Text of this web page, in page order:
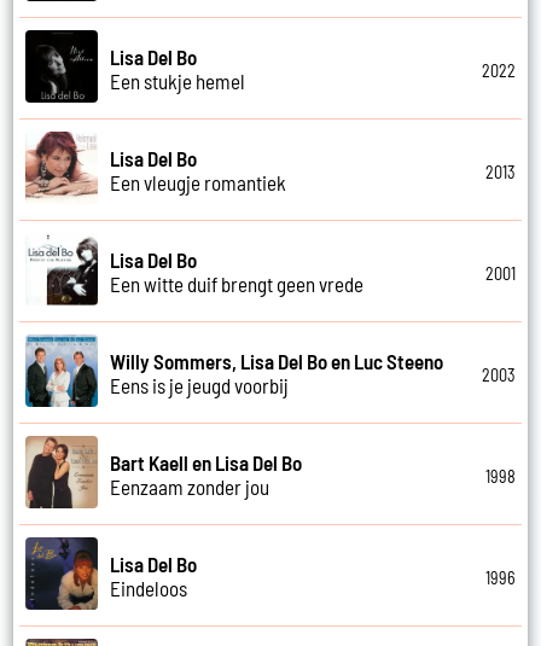
Lisa Del Bo
Een stukje hemel
2022
Lisa Del Bo
Een vleugje romantiek
2013
Lisa Del Bo
Een witte duif brengt geen vrede
2001
Willy Sommers, Lisa Del Bo en Luc Steeno
Eens is je jeugd voorbij
2003
Bart Kaell en Lisa Del Bo
Eenzaam zonder jou
1998
Lisa Del Bo
Eindeloos
1996